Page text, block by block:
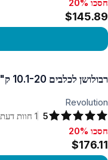
חסכו 20%, $145.89
חסכו 20%
$145.89
רבולושן לכלבים 10.1-20 ק"ג - אדום 12 מנות
Revolution
5
1 חוות דעת
חסכו 20%, $176.11
חסכו 20%
$176.11